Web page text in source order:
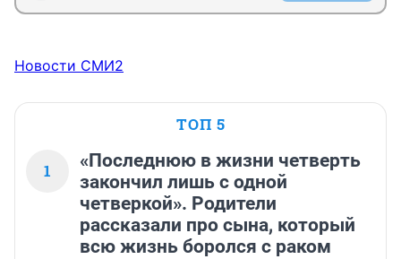
Новости СМИ2
ТОП 5
1
«Последнюю в жизни четверть
закончил лишь с одной
четверкой». Родители
рассказали про сына, который
всю жизнь боролся с раком